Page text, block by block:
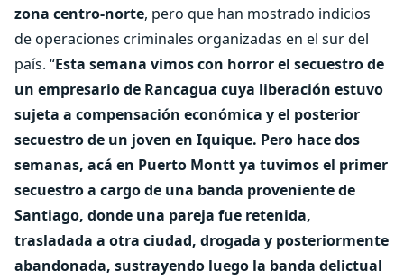
zona centro-norte, pero que han mostrado indicios
de operaciones criminales organizadas en el sur del
país. “Esta semana vimos con horror el secuestro de
un empresario de Rancagua cuya liberación estuvo
sujeta a compensación económica y el posterior
secuestro de un joven en Iquique. Pero hace dos
semanas, acá en Puerto Montt ya tuvimos el primer
secuestro a cargo de una banda proveniente de
Santiago, donde una pareja fue retenida,
trasladada a otra ciudad, drogada y posteriormente
abandonada, sustrayendo luego la banda delictual